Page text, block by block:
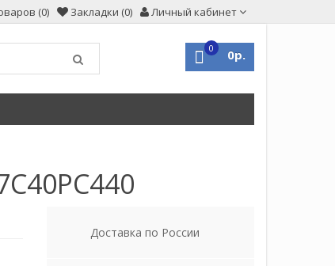
(0) Закладки (0) Личный кабинет
0 0р.
Доставка по России